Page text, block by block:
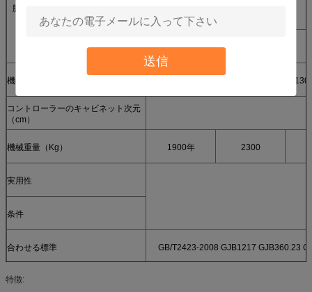
送信
脈拍の持続期間
（氏）
鋸歯状の波形
正方形
機械次元（cm）
コントローラーのキャビネット次元
（cm）
機械重量（Kg） 1900年 2300
実用性
条件
合わせる標準 GB/T2423-2008 GJB1217 GJB360.23
特徴: